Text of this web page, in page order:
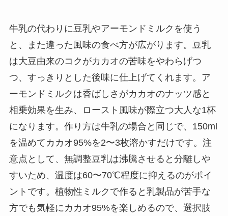
牛乳の代わりに豆乳やアーモンドミルクを使う
と、また違った風味の食べ方が広がります。豆乳
は大豆由来のコクがカカオの苦味をやわらげつ
つ、すっきりとした後味に仕上げてくれます。ア
ーモンドミルクは香ばしさがカカオのナッツ感と
相乗効果を生み、ロースト風味が際立つ大人な1杯
になります。作り方は牛乳の場合と同じで、150ml
を温めてカカオ95%を2〜3枚溶かすだけです。注
意点として、無調整豆乳は沸騰させると分離しや
すいため、温度は60〜70℃程度に抑えるのがポイ
ントです。植物性ミルクで作ると乳製品が苦手な
方でも気軽にカカオ95%を楽しめるので、選択肢